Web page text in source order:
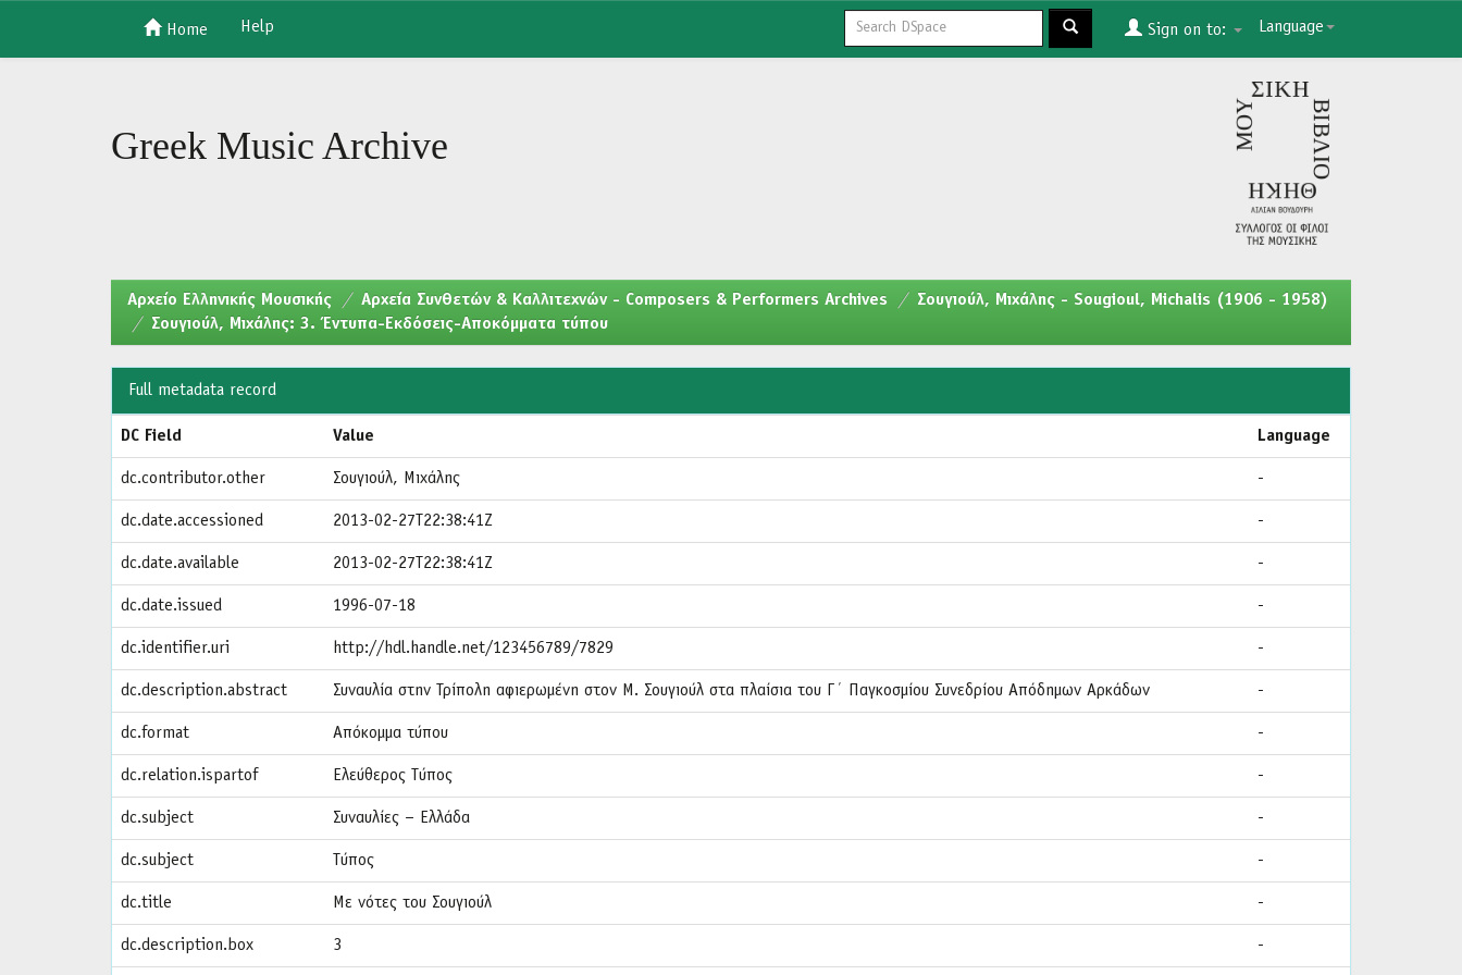
Home Help Language
Sign on to:
Greek Music Archive
Aρχείο Ελληνικής Μουσικής Αρχεία Συνθετών & Καλλιτεχνών - Composers & Performers Archives
Σουγιούλ, Μιχάλης - Sougioul, Michalis (1906 - 1958)
Σουγιούλ, Μιχάλης: 3. Έντυπα-Εκδόσεις-Αποκόμματα τύπου
Full metadata record
DC Field Value Language
dc.contributor.other Σουγιούλ, Μιχάλης -
dc.date.accessioned 2013-02-27T22:38:41Z -
dc.date.available 2013-02-27T22:38:41Z -
dc.date.issued 1996-07-18 -
dc.identifier.uri http://hdl.handle.net/123456789/7829 -
dc.description.abstract Συναυλία στην Τρίπολη αφιερωμένη στον Μ. Σουγιούλ στα πλαίσια του Γ΄ Παγκοσμίου Συνεδρίου Απόδημων Αρκάδων -
dc.format Απόκομμα τύπου -
dc.relation.ispartof Ελεύθερος Τύπος -
dc.subject Συναυλίες – Ελλάδα -
dc.subject Τύπος -
dc.title Με νότες του Σουγιούλ -
dc.description.box 3 -